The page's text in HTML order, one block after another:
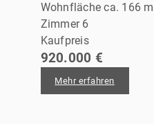
Wohnfläche ca. 166
Zimmer 6
Kaufpreis
920.000 €
Mehr erfahren